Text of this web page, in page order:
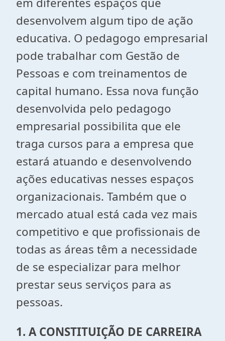
desenvolvem algum tipo de ação
educativa. O pedagogo empresarial
pode trabalhar com Gestão de
Pessoas e com treinamentos de
capital humano. Essa nova função
desenvolvida pelo pedagogo
empresarial possibilita que ele
traga cursos para a empresa que
estará atuando e desenvolvendo
ações educativas nesses espaços
organizacionais. Também que o
mercado atual está cada vez mais
competitivo e que profissionais de
todas as áreas têm a necessidade
de se especializar para melhor
prestar seus serviços para as
pessoas.
1. A CONSTITUIÇÃO DE CARREIRA